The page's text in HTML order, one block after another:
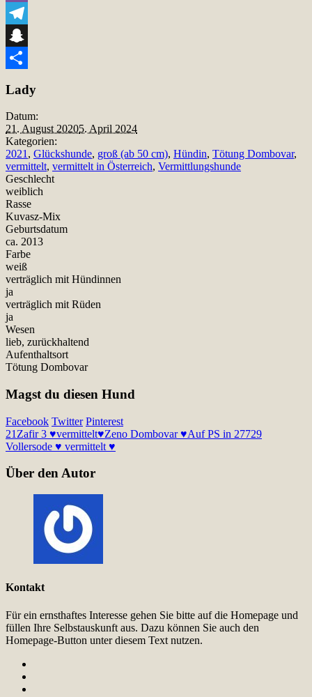
Viber
Telegram
Snapchat
Lady
Datum:
21. August 20205. April 2024
Kategorien:
2021 , Glückshunde, groß (ab 50 cm), Hündin, Tötung Dombovar,
vermittelt, vermittelt in Österreich, Vermittlungshunde
Geschlecht
weiblich
Rasse
Kuvasz-Mix
Geburtsdatum
ca. 2013
Farbe
weiß
verträglich mit Hündinnen
ja
verträglich mit Rüden
ja
Wesen
lieb, zurückhaltend
Aufenthaltsort
Tötung Dombovar
Magst du diesen Hund
Facebook Twitter Pinterest
21 Zafir 3 ♥vermittelt♥Zeno Dombovar ♥Auf PS in 27729
Vollersode ♥ vermittelt ♥
Über den Autor
Kontakt
Für ein ernsthaftes Interesse gehen Sie bitte auf die Homepage und
füllen Ihre Selbstauskunft aus. Dazu können Sie auch den
Homepage-Button unter diesem Text nutzen.